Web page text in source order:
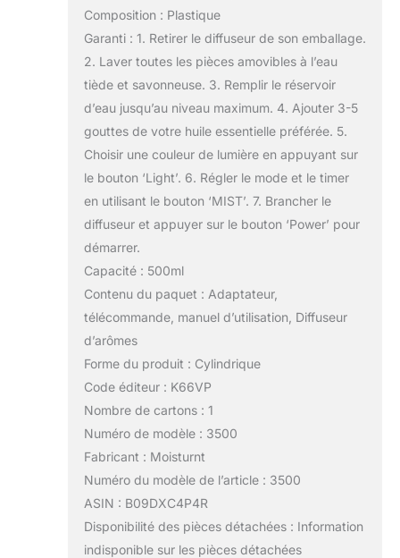
Composition : Plastique
Garanti : 1. Retirer le diffuseur de son emballage.
2. Laver toutes les pièces amovibles à l’eau
tiède et savonneuse. 3. Remplir le réservoir
d’eau jusqu’au niveau maximum. 4. Ajouter 3-5
gouttes de votre huile essentielle préférée. 5.
Choisir une couleur de lumière en appuyant sur
le bouton ‘Light’. 6. Régler le mode et le timer
en utilisant le bouton ‘MIST’. 7. Brancher le
diffuseur et appuyer sur le bouton ‘Power’ pour
démarrer.
Capacité : 500ml
Contenu du paquet : Adaptateur,
télécommande, manuel d’utilisation, Diffuseur
d’arômes
Forme du produit : Cylindrique
Code éditeur : K66VP
Nombre de cartons : 1
Numéro de modèle : 3500
Fabricant : Moisturnt
Numéro du modèle de l’article : 3500
ASIN : B09DXC4P4R
Disponibilité des pièces détachées : Information
indisponible sur les pièces détachées